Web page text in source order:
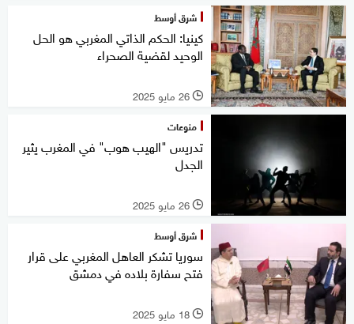
شرق أوسط
كينيا: الحكم الذاتي المغربي هو الحل
الوحيد لقضية الصحراء
l 26 مايو 2025
منوعات
تدريس "الهيب هوب" في المغرب يثير
الجدل
l 26 مايو 2025
شرق أوسط
سوريا تشكر العاهل المغربي على قرار
فتح سفارة بلاده في دمشق
l 18 مايو 2025